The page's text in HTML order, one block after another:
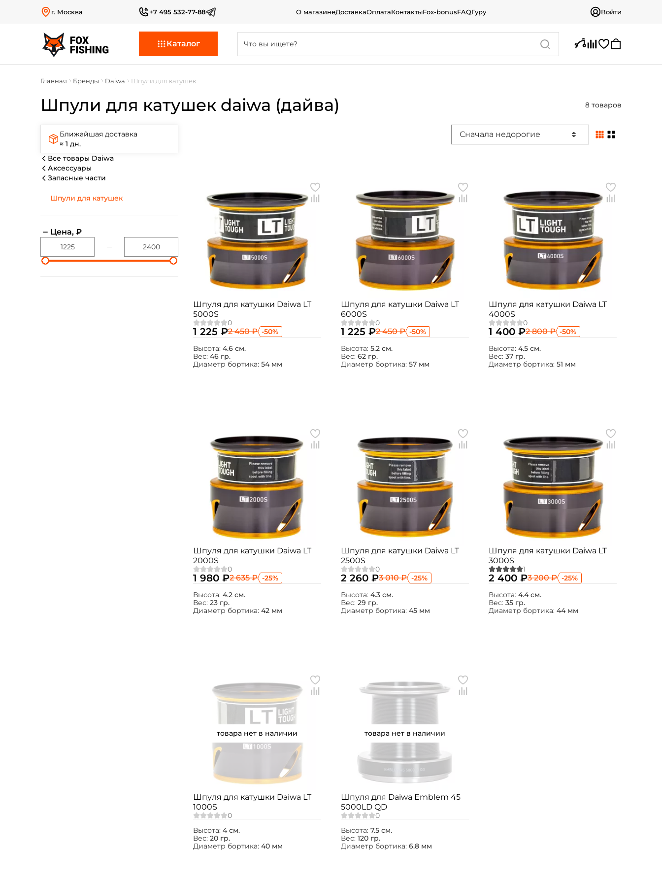
г. Москва +7 495 532-77-88 О магазинеДоставкаОплатаКонтактыFox-bonusFAQГуру Войти
Каталог
Главная Бренды Daiwa Шпули для катушек
Шпули для катушек daiwa (дайва) 8 товаров
Ближайшая доставка
≈ 1 дн.
Все товары Daiwa
Аксессуары
Запасные части
Шпули для катушек
Цена, ₽
Сначала недорогие
Шпуля для катушки Daiwa LT
5000S
1 225 ₽2 450 ₽ -50%
Высота: 4.6 см.
Вес: 46 гр.
Диаметр бортика: 54 мм
Шпуля для катушки Daiwa LT
6000S
1 225 ₽2 450 ₽ -50%
Высота: 5.2 см.
Вес: 62 гр.
Диаметр бортика: 57 мм
Шпуля для катушки Daiwa LT
4000S
1 400 ₽2 800 ₽ -50%
Высота: 4.5 см.
Вес: 37 гр.
Диаметр бортика: 51 мм
Шпуля для катушки Daiwa LT
2000S
1 980 ₽2 635 ₽ -25%
Высота: 4.2 см.
Вес: 23 гр.
Диаметр бортика: 42 мм
Шпуля для катушки Daiwa LT
2500S
2 260 ₽3 010 ₽ -25%
Высота: 4.3 см.
Вес: 29 гр.
Диаметр бортика: 45 мм
Шпуля для катушки Daiwa LT
3000S
2 400 ₽3 200 ₽ -25%
Высота: 4.4 см.
Вес: 35 гр.
Диаметр бортика: 44 мм
товара нет в наличии
Шпуля для катушки Daiwa LT
1000S
Высота: 4 см.
Вес: 20 гр.
Диаметр бортика: 40 мм
товара нет в наличии
Шпуля для Daiwa Emblem 45
5000LD QD
Высота: 7.5 см.
Вес: 120 гр.
Диаметр бортика: 6.8 мм
Создать аккаунт
Номер телефона: *
Создать аккаунт
У меня уже есть аккаунт